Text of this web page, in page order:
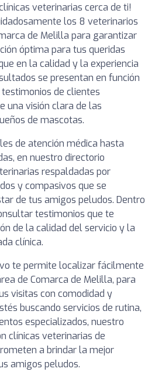
veterinarias cerca de ti!
los 8 veterinarios
de Melilla para garantizar
óptima para tus queridas
en la calidad y la experiencia
se presentan en función
de clientes
una visión clara de las
de mascotas.
de atención médica hasta
en nuestro directorio
respaldadas por
y compasivos que se
de tus amigos peludos. Dentro
testimonios que te
de la calidad del servicio y la
clínica.
te permite localizar fácilmente
de Comarca de Melilla, para
visitas con comodidad y
buscando servicios de rutina,
especializados, nuestro
clínicas veterinarias de
a brindar la mejor
amigos peludos.